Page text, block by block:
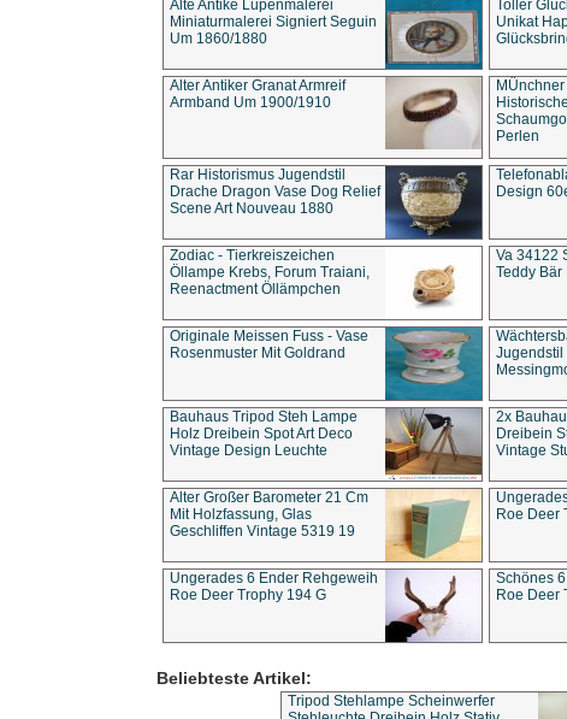
Alte Antike Lupenmalerei
Miniaturmalerei Signiert Seguin
Um 1860/1880
Toller
Unikat
Alter Antiker Granat Armreif
Armband Um 1900/1910
Perlen
Rar Historismus Jugendstil
Drache Dragon Vase Dog Relief
Scene Art Nouveau 1880
Design
Zodiac - Tierkreiszeichen
Öllampe Krebs, Forum Traiani,
Reenactment Öllämpchen
Va 34122
Teddy
Originale Meissen Fuss - Vase
Rosenmuster Mit Goldrand
Jugendstil
Bauhaus Tripod Steh Lampe
Holz Dreibein Spot Art Deco
Vintage Design Leuchte
2x
Dreibein
Vintage
Alter Großer Barometer 21 Cm
Mit Holzfassung, Glas
Geschliffen Vintage 5319 19
Roe Deer
Ungerades 6 Ender Rehgeweih
Roe Deer Trophy 194 G
Schönes
Roe Deer
Beliebteste Artikel:
Tripod Stehlampe Scheinwerfer